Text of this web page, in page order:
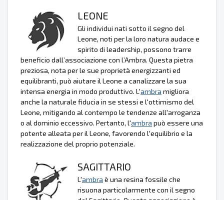
LEONE
Gli individui nati sotto il segno del
Leone, noti per la loro natura audace e
spirito di leadership, possono trarre
beneficio dall’associazione con l’Ambra. Questa pietra
preziosa, nota per le sue proprietà energizzanti ed
equilibranti, può aiutare il Leone a canalizzare la sua
intensa energia in modo produttivo. L'ambra migliora
anche la naturale fiducia in se stessi e l'ottimismo del
Leone, mitigando al contempo le tendenze all'arroganza
o al dominio eccessivo. Pertanto, l'ambra può essere una
potente alleata per il Leone, favorendo l'equilibrio e la
realizzazione del proprio potenziale.
SAGITTARIO
L'ambra è una resina fossile che
risuona particolarmente con il segno